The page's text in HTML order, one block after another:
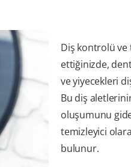
Diş kontrolü
ettiğinizde,
ve yiyecekleri
Bu diş
oluşumunu
temizleyici
bulunur.